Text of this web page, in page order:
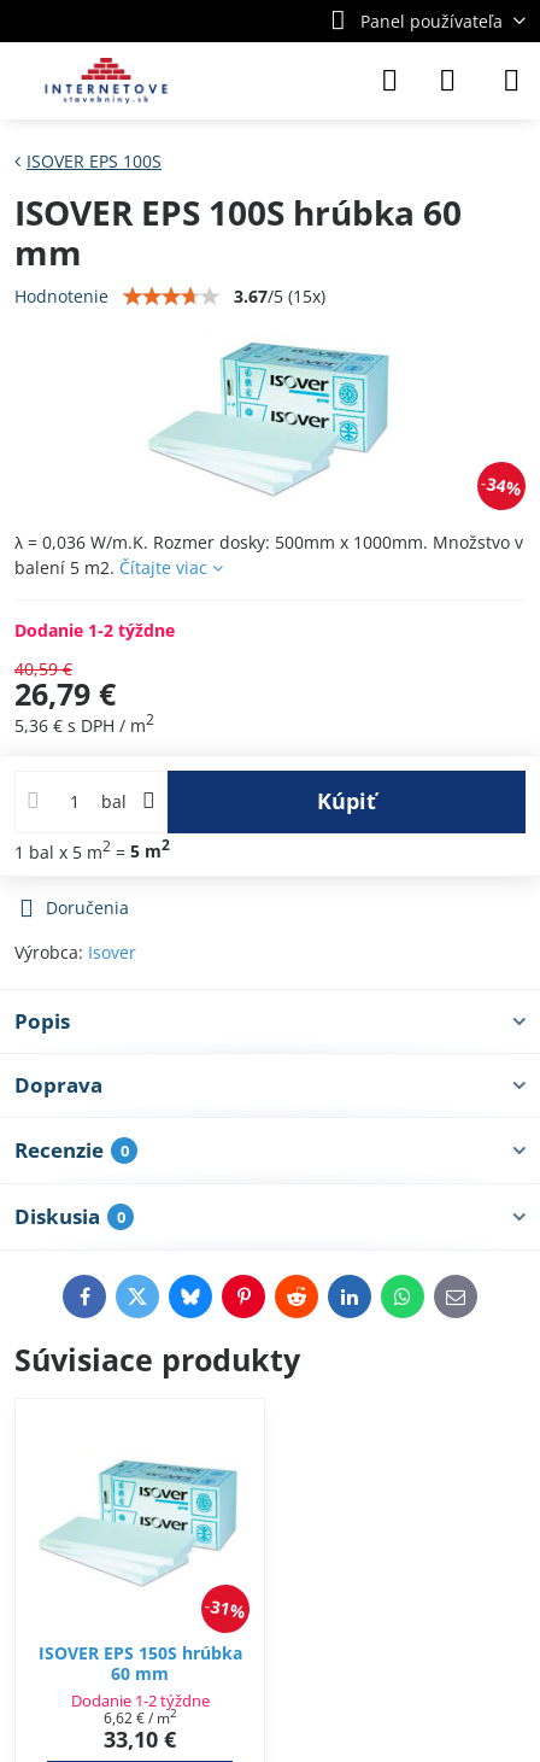
Panel používateľa
34%
ISOVER EPS 100S
ISOVER EPS 100S hrúbka 60
mm
Hodnotenie 3.67/5 (15x)
λ = 0,036 W/m.K. Rozmer dosky: 500mm x 1000mm. Množstvo v
balení 5 m2. Čítajte viac
Dodanie 1-2 týždne
40,59 €
26,79 €
5,36 € s DPH / m2
bal Kúpiť
1 bal x 5 m2 = 5 m2
Doručenia
Výrobca: Isover
Popis
Doprava
Recenzie 0
Diskusia 0
FacebookTwitterBlueskyPinterestRedditLinkedInWhatsApp
E-
mail
Súvisiace produkty
31%
ISOVER EPS 150S hrúbka
60 mm
Dodanie 1-2 týždne
33,10 €
6,62 €/ m2